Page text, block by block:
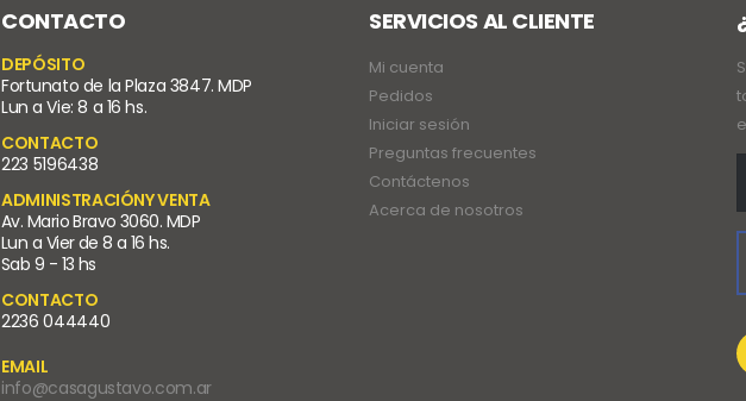
CONTACTO
DEPÓSITO
Fortunato de la Plaza 3847. MDP
Lun a Vie: 8 a 16 hs.
CONTACTO
223 5196438
ADMINISTRACIÓNY VENTA
Av. Mario Bravo 3060. MDP
Lun a Vier de 8 a 16 hs.
Sab 9 - 13 hs
CONTACTO
2236 044440
EMAIL
info@casagustavo.com.ar
SERVICIOS AL CLIENTE
Mi cuenta
Pedidos
Iniciar sesión
Preguntas frecuentes
Contáctenos
Acerca de nosotros